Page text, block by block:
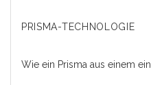
PRISMA-TECHNOLOGIE
Wie ein Prisma aus einem